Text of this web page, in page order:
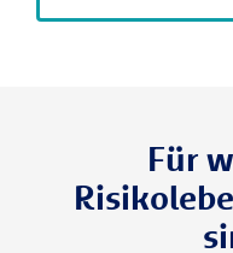
Für